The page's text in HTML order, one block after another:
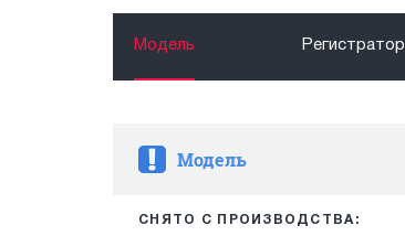
Модель Регистратор
Модель
СНЯТО С ПРОИЗВОДСТВА: